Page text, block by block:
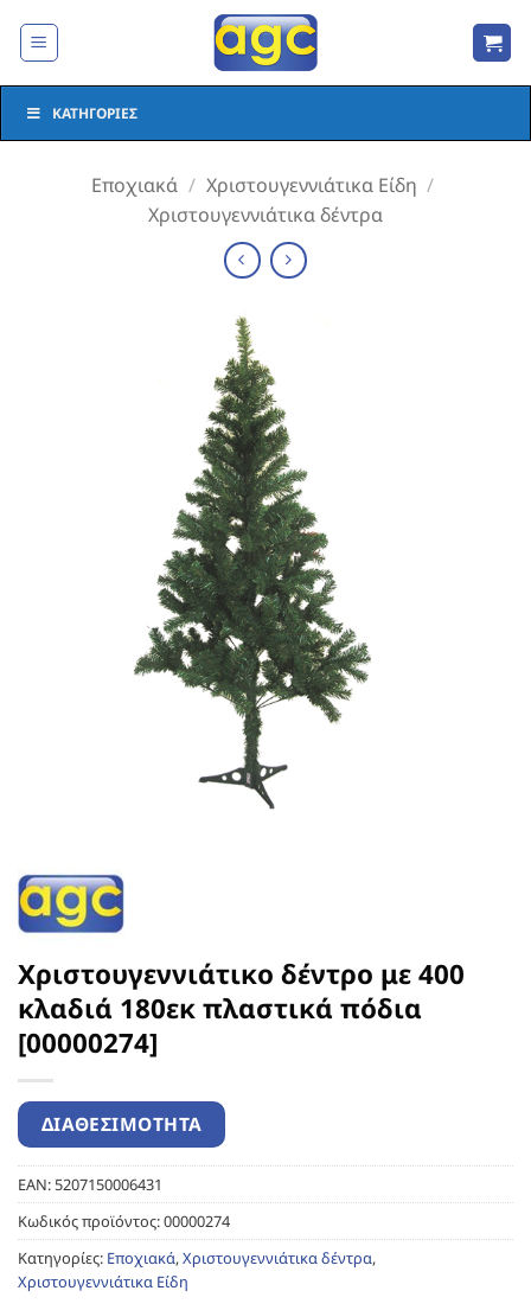
στο
ΚΑΤΗΓΟΡΊΕΣ
Εποχιακά / Χριστουγεννιάτικα Είδη /
Χριστουγεννιάτικα δέντρα
Χριστουγεννιάτικο δέντρο με 400
κλαδιά 180εκ πλαστικά πόδια
[00000274]
EAN:5207150006431
Κωδικός προϊόντος:00000274
Κατηγορίες: Εποχιακά,Χριστουγεννιάτικα δέντρα,
Χριστουγεννιάτικα Είδη